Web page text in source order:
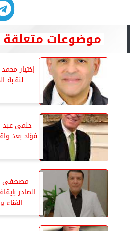
موضوعات متعلقة
إختيار
لنقابة
حلمى عبد
فؤاد بعد
مصطفى
الصادر
الغناء